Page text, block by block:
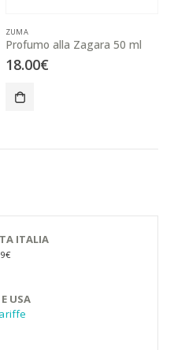
ZUMA
Profumo alla Zagara 50 ml
18.00€
ITALIA
USA